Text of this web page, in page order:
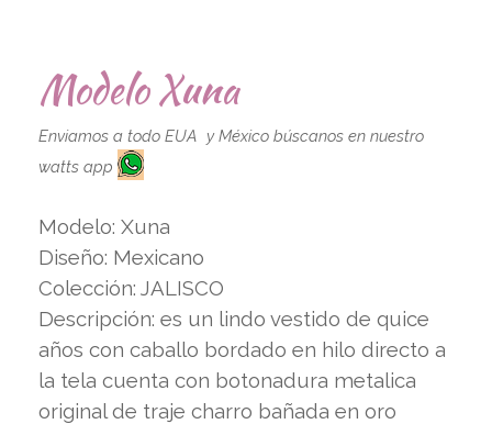
Modelo Xuna
Enviamos a todo EUA y México búscanos en nuestro
watts app
Modelo: Xuna
Diseño: Mexicano
Colección: JALISCO
Descripción: es un lindo vestido de quice
años con caballo bordado en hilo directo a
la tela cuenta con botonadura metalica
original de traje charro bañada en oro